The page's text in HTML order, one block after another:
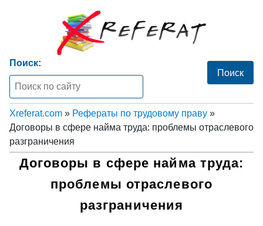
Поиск:
Xreferat.com » Рефераты по трудовому праву »
Договоры в сфере найма труда: проблемы отраслевого
разграничения
Договоры в сфере найма труда:
проблемы отраслевого
разграничения